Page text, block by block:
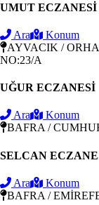
UMUT ECZANESİ
Ara
Konum
AYVACIK /
NO:23/A
UĞUR ECZANESİ
Ara
Konum
BAFRA /
SELCAN
Ara
Konum
BAFRA /